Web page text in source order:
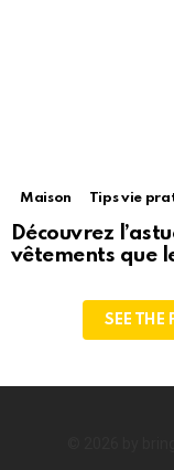
Maison Tips vie
Découvrez
vêtements que
SEE THE